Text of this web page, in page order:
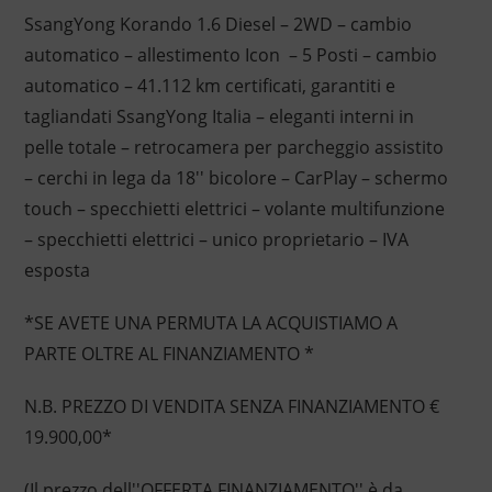
SsangYong Korando 1.6 Diesel – 2WD – cambio
automatico – allestimento Icon – 5 Posti – cambio
automatico – 41.112 km certificati, garantiti e
tagliandati SsangYong Italia – eleganti interni in
pelle totale – retrocamera per parcheggio assistito
– cerchi in lega da 18'' bicolore – CarPlay – schermo
touch – specchietti elettrici – volante multifunzione
– specchietti elettrici – unico proprietario – IVA
esposta
*SE AVETE UNA PERMUTA LA ACQUISTIAMO A
PARTE OLTRE AL FINANZIAMENTO *
N.B. PREZZO DI VENDITA SENZA FINANZIAMENTO €
19.900,00*